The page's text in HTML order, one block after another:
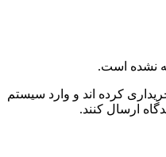
نشده است.
کرده اند و وارد سیستم
ارسال کنند.